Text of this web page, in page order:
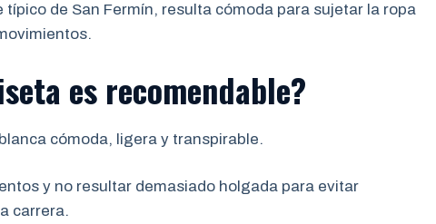
de San Fermín, resulta cómoda para sujetar la ropa
es recomendable?
cómoda, ligera y transpirable.
y no resultar demasiado holgada para evitar
carrera.